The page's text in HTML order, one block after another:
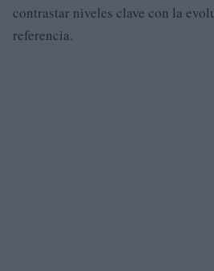
contrastar niveles clave con la
referencia.